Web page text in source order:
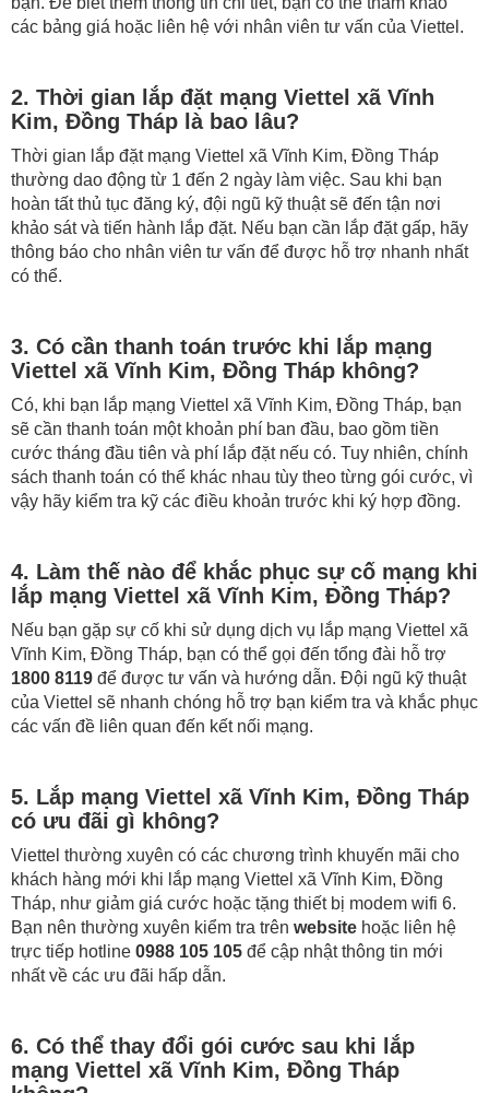
các bảng giá hoặc liên hệ với nhân viên tư vấn của Viettel.
2. Thời gian lắp đặt mạng Viettel xã Vĩnh
Kim, Đồng Tháp là bao lâu?
Thời gian lắp đặt mạng Viettel xã Vĩnh Kim, Đồng Tháp
thường dao động từ 1 đến 2 ngày làm việc. Sau khi bạn
hoàn tất thủ tục đăng ký, đội ngũ kỹ thuật sẽ đến tận nơi
khảo sát và tiến hành lắp đặt. Nếu bạn cần lắp đặt gấp, hãy
thông báo cho nhân viên tư vấn để được hỗ trợ nhanh nhất
có thể.
3. Có cần thanh toán trước khi lắp mạng
Viettel xã Vĩnh Kim, Đồng Tháp không?
Có, khi bạn lắp mạng Viettel xã Vĩnh Kim, Đồng Tháp, bạn
sẽ cần thanh toán một khoản phí ban đầu, bao gồm tiền
cước tháng đầu tiên và phí lắp đặt nếu có. Tuy nhiên, chính
sách thanh toán có thể khác nhau tùy theo từng gói cước, vì
vậy hãy kiểm tra kỹ các điều khoản trước khi ký hợp đồng.
4. Làm thế nào để khắc phục sự cố mạng khi
lắp mạng Viettel xã Vĩnh Kim, Đồng Tháp?
Nếu bạn gặp sự cố khi sử dụng dịch vụ lắp mạng Viettel xã
Vĩnh Kim, Đồng Tháp, bạn có thể gọi đến tổng đài hỗ trợ
1800 8119 để được tư vấn và hướng dẫn. Đội ngũ kỹ thuật
của Viettel sẽ nhanh chóng hỗ trợ bạn kiểm tra và khắc phục
các vấn đề liên quan đến kết nối mạng.
5. Lắp mạng Viettel xã Vĩnh Kim, Đồng Tháp
có ưu đãi gì không?
Viettel thường xuyên có các chương trình khuyến mãi cho
khách hàng mới khi lắp mạng Viettel xã Vĩnh Kim, Đồng
Tháp, như giảm giá cước hoặc tặng thiết bị modem wifi 6.
Bạn nên thường xuyên kiểm tra trên website hoặc liên hệ
trực tiếp hotline 0988 105 105 để cập nhật thông tin mới
nhất về các ưu đãi hấp dẫn.
6. Có thể thay đổi gói cước sau khi lắp
mạng Viettel xã Vĩnh Kim, Đồng Tháp